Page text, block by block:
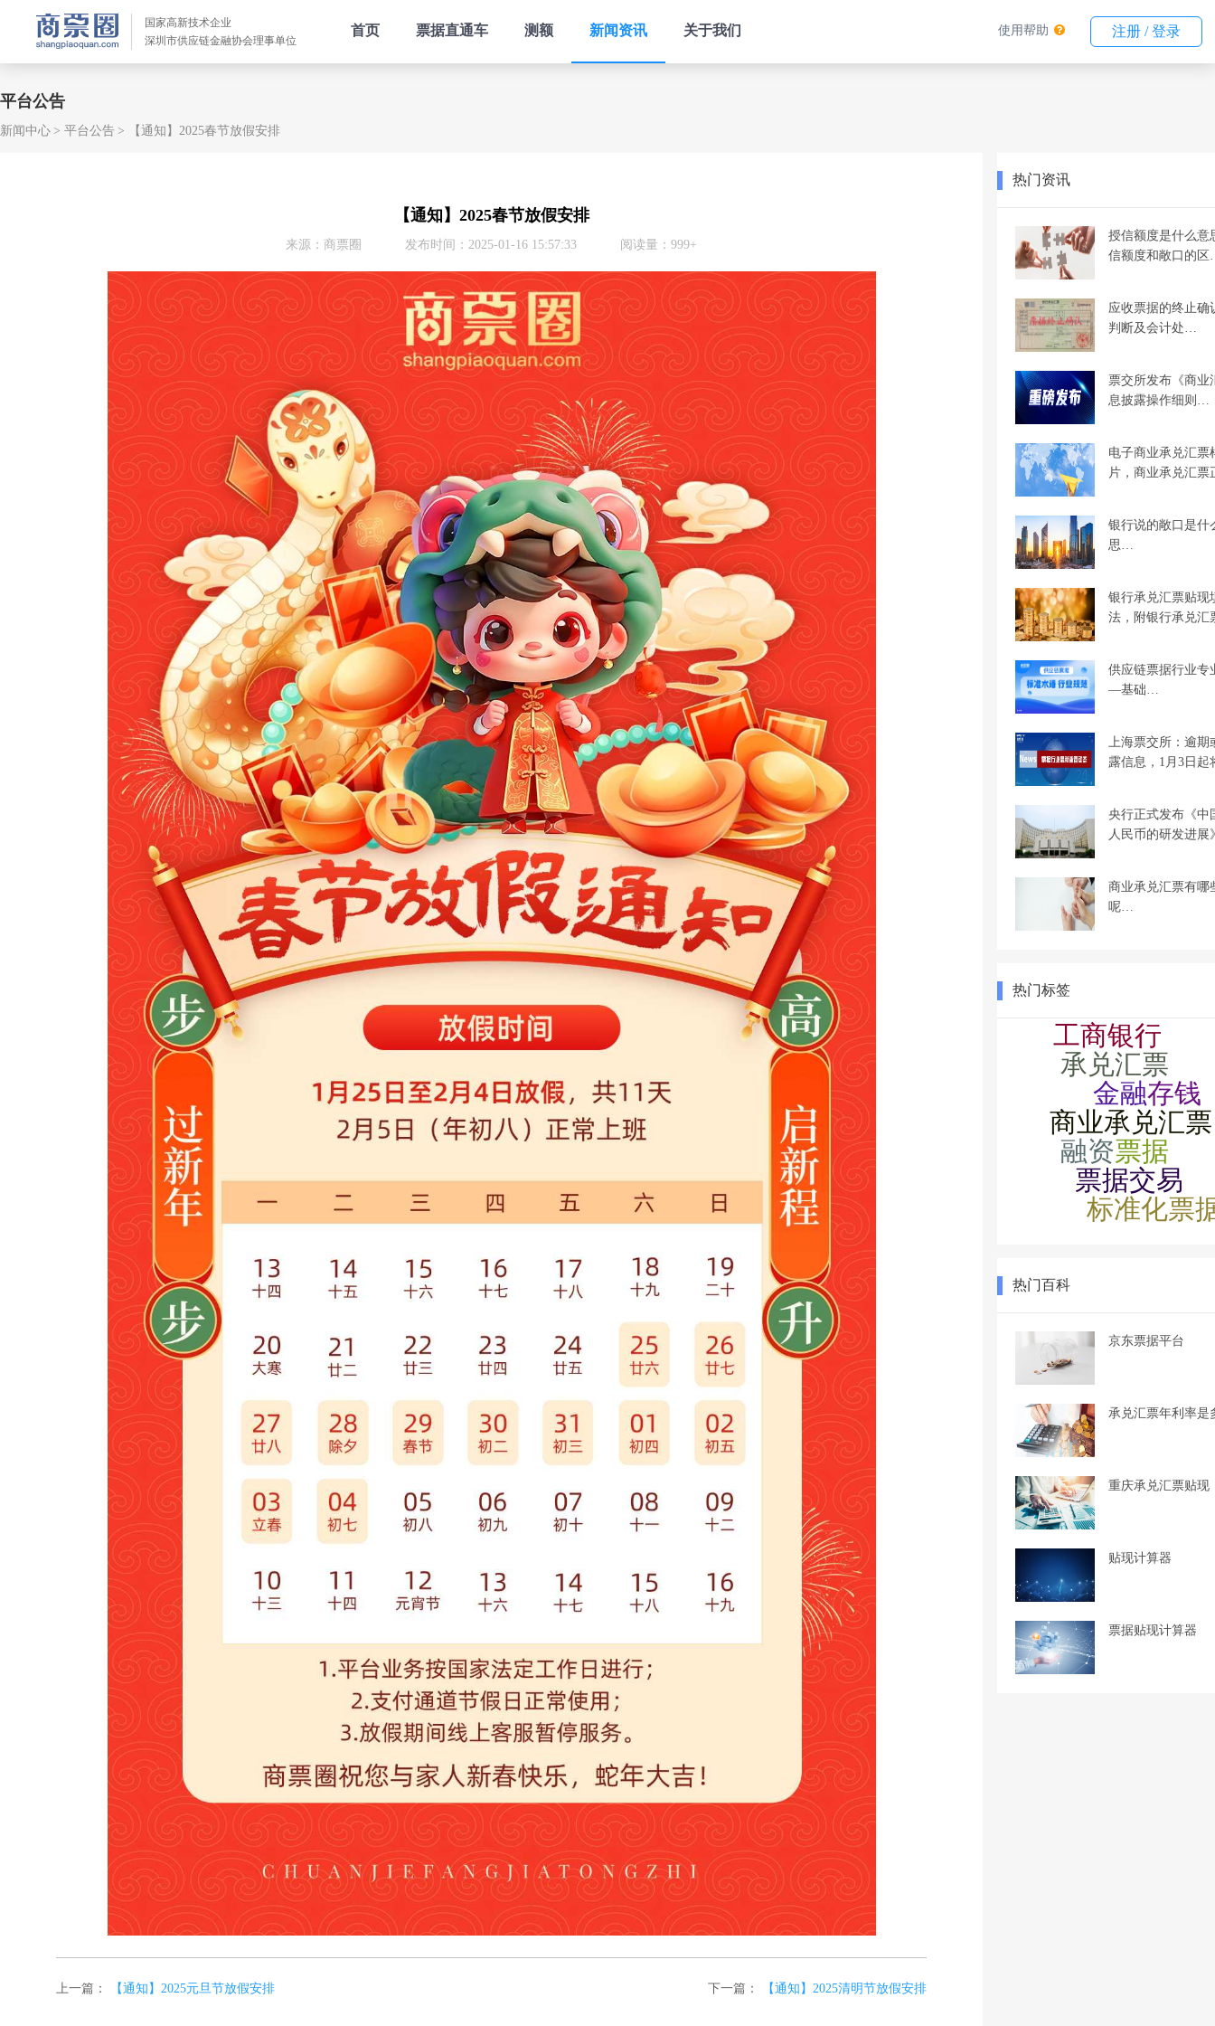
国家高新技术企业
深圳市供应链金融协会理事单位
首页 票据直通车 测额 新闻资讯 关于我们 使用帮助 注册 / 登录
平台公告
新闻中心 平台公告 【通知】2025春节放假安排
【通知】2025春节放假安排
来源：商票圈 发布时间：2025-01-16 15:57:33 阅读量：999+
上一篇： 【通知】2025元旦节放假安排 下一篇： 【通知】2025清明节放假安排
热门资讯
授信额度是什么意
信额度和敞口的
应收票据的终止确
判断及会计处…
票交所发布《商业
息披露操作细则…
电子商业承兑汇票
片，商业承兑汇
银行说的敞口是什
思…
银行承兑汇票贴现
法，附银行承兑
供应链票据行业专
—基础…
上海票交所：逾期
露信息，1月3日
央行正式发布《中
人民币的研发进
商业承兑汇票有哪
呢…
热门标签
热门百科
京东票据平台
承兑汇票年利率是
重庆承兑汇票贴现
贴现计算器
票据贴现计算器